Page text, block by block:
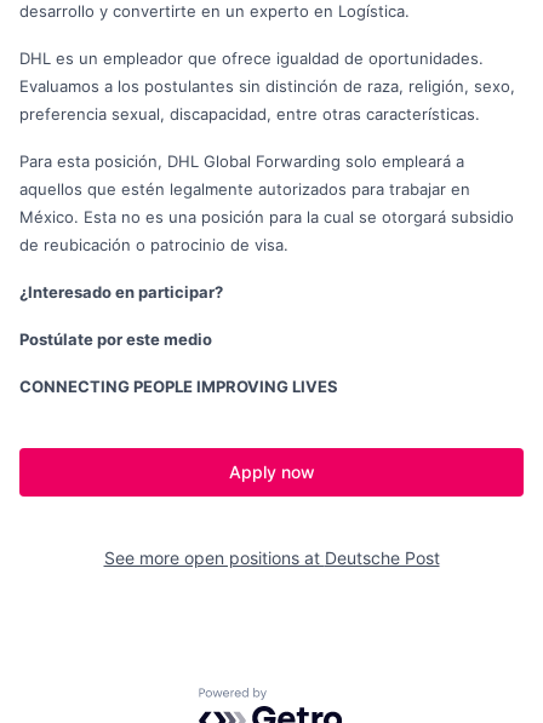
desarrollo y convertirte en un experto en Logística.
DHL es un empleador que ofrece igualdad de oportunidades.
Evaluamos a los postulantes sin distinción de raza, religión, sexo,
preferencia sexual, discapacidad, entre otras características.
Para esta posición, DHL Global Forwarding solo empleará a
aquellos que estén legalmente autorizados para trabajar en
México. Esta no es una posición para la cual se otorgará subsidio
de reubicación o patrocinio de visa.
¿Interesado en participar?
Postúlate por este medio
CONNECTING PEOPLE IMPROVING LIVES
Apply now
See more open positions at Deutsche Post
Powered by Getro.com